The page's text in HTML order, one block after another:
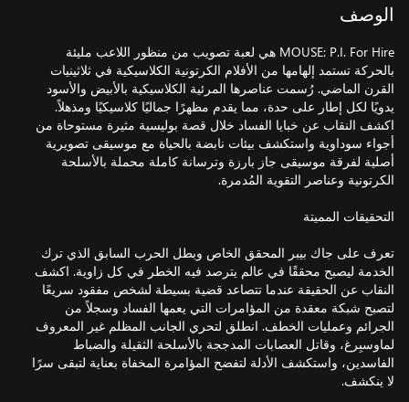
الوصف
MOUSE: P.I. For Hire هي لعبة تصويب من منظور اللاعب مليئة
بالحركة تستمد إلهامها من الأفلام الكرتونية الكلاسيكية في ثلاثينيات
القرن الماضي. رُسمت عناصرها المرئية الكلاسيكية بالأبيض والأسود
يدويًا لكل إطار على حدة، مما يقدم مظهرًا جماليًا كلاسيكيًا ومذهلاً.
اكشف النقاب عن خبايا الفساد خلال قصة بوليسية مثيرة مستوحاة من
أجواء سوداوية واستكشف بيئات نابضة بالحياة مع موسيقى تصويرية
أصلية لفرقة موسيقى جاز بارزة وترسانة كاملة محملة بالأسلحة
تعرف على جاك بيبر المحقق الخاص وبطل الحرب السابق الذي ترك
الخدمة ليصبح محققًا في عالم يترصد فيه الخطر في كل زاوية. اكشف
النقاب عن الحقيقة عندما تتصاعد قضية بسيطة لشخص مفقود سريعًا
لتصبح شبكة معقدة من المؤامرات التي يعمها الفساد وسجلاً من
الجرائم وعمليات الخطف. انطلق لتحري الجانب المظلم غير المعروف
لماوسبِرغ، وقاتل العصابات المدججة بالأسلحة الثقيلة والضباط
الفاسدين، واستكشف الأدلة لتفضح المؤامرة المخفاة بعناية لتبقى سرًا